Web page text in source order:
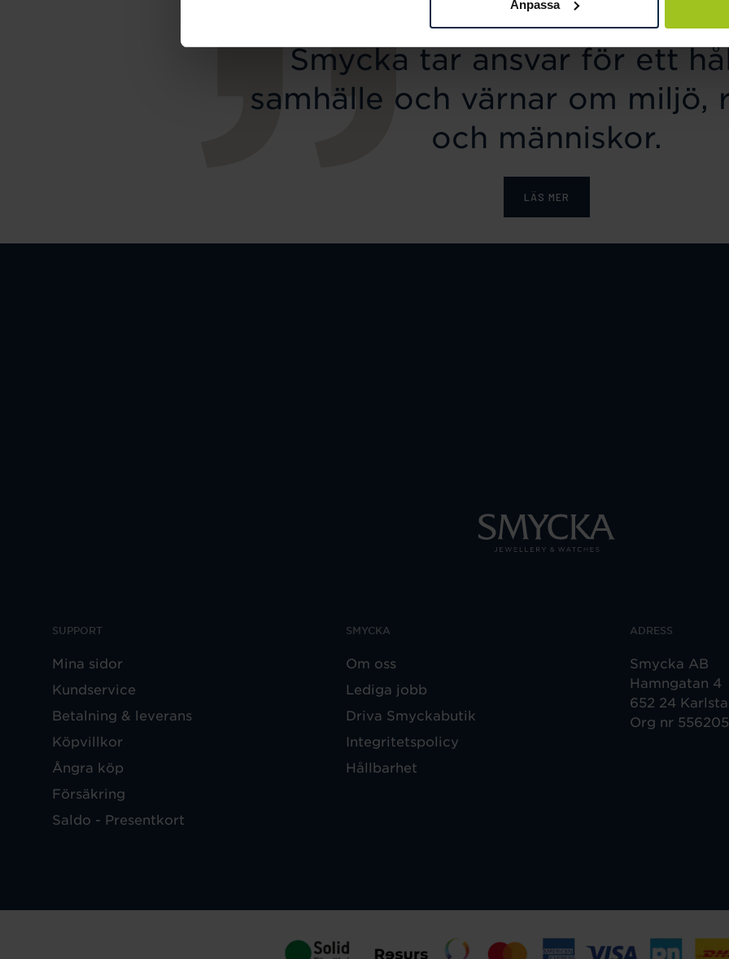
Anpassa
Smycka tar ansvar för ett
samhälle och värnar om miljö,
och människor.
LÄS MER
SUPPORT
Mina sidor
Kundservice
Betalning & leverans
Köpvillkor
Ångra köp
Försäkring
Saldo - Presentkort
SMYCKA
Om oss
Lediga jobb
Driva Smyckabutik
Integritetspolicy
Hållbarhet
ADRESS
Smycka AB
Hamngatan 4
652 24
Org nr